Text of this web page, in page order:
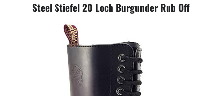
Steel Stiefel 20 Loch Burgunder Rub Off